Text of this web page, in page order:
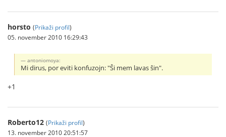
horsto (Prikaži profil)
05. november 2010 16:29:43
antoniomoya:
Mi dirus, por eviti konfuzojn: "Ŝi mem lavas ŝin".
+1
Roberto12 (Prikaži profil)
13. november 2010 20:51:57